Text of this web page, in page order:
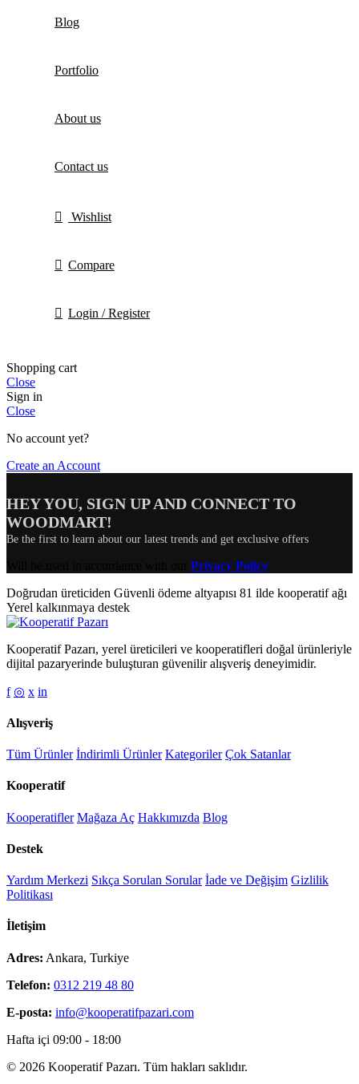
Blog
Portfolio
About us
Contact us
Wishlist
Compare
Login / Register
Shopping cart
Close
Sign in
Close
No account yet?
Create an Account
HEY YOU, SIGN UP AND CONNECT TO
WOODMART!
Be the first to learn about our latest trends and get exclusive offers
Privacy Policy
Doğrudan üreticiden Güvenli ödeme altyapısı 81 ilde kooperatif ağı
Yerel kalkınmaya destek
Kooperatif Pazarı, yerel üreticileri ve kooperatifleri doğal ürünleriyle
dijital pazaryerinde buluşturan güvenilir alışveriş deneyimidir.
f ◎ x in
Alışveriş
Tüm Ürünler İndirimli Ürünler Kategoriler Çok Satanlar
Kooperatif
Kooperatifler Mağaza Aç Hakkımızda Blog
Destek
Yardım Merkezi Sıkça Sorulan Sorular İade ve Değişim Gizlilik
Politikası
İletişim
Adres: Ankara, Turkiye
Telefon: 0312 219 48 80
E-posta: info@kooperatifpazari.com
Hafta içi 09:00 - 18:00
© 2026 Kooperatif Pazarı. Tüm hakları saklıdır.